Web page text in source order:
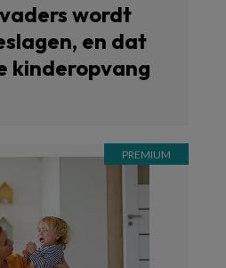
wordt
en dat
kinderopvang